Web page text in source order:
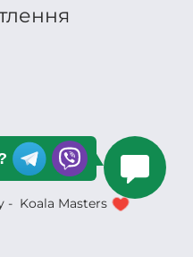
- Koala Masters